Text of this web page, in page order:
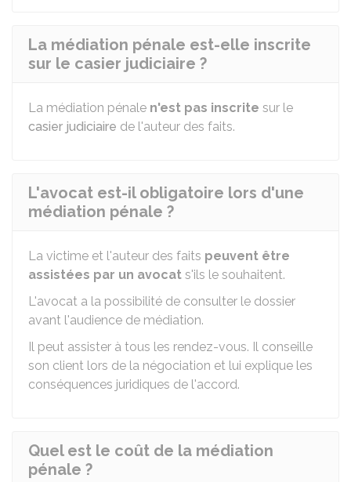
La médiation pénale est-elle inscrite
sur le casier judiciaire ?
La médiation pénale n'est pas inscrite sur le
casier judiciaire de l'auteur des faits.
L'avocat est-il obligatoire lors d'une
médiation pénale ?
La victime et l'auteur des faits peuvent être
assistées par un avocat s'ils le souhaitent.
L'avocat a la possibilité de consulter le dossier
avant l'audience de médiation.
Il peut assister à tous les rendez-vous. Il conseille
son client lors de la négociation et lui explique les
conséquences juridiques de l'accord.
Quel est le coût de la médiation
pénale ?